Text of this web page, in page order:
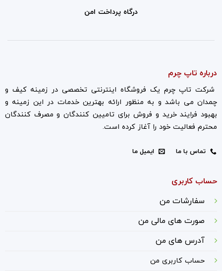
درگاه پرداخت امن
درباره تاپ چرم
شرکت تاپ چرم یک فروشگاه اینترنتی تخصصی در زمینه کیف و
چمدان می باشد و به منظور ارائه بهترین خدمات در این زمینه و
بهبود فرایند خرید و فروش برای تامیین کنندگان و مصرف کنندگان
محترم فعالیت خود را آغاز کرده است.
تماس با ما ایمیل ما
حساب کاربری
سفارشات من
صورت های مالی من
آدرس های من
حساب کاربری من